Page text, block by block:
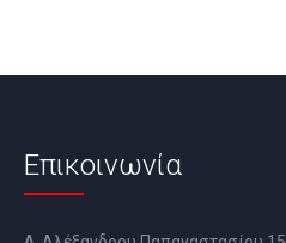
Επικοινωνία